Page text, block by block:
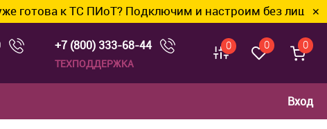
ТС ПИоТ? Подключим и настроим без лишних хлопот. ✕
+7 (800) 333-68-44
ТЕХПОДДЕРЖКА
0 0 0
Вход